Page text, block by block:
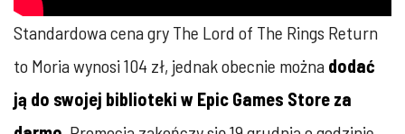
Standardowa cena gry The Lord of The Rings Return
to Moria wynosi 104 zł, jednak obecnie można dodać
ją do swojej biblioteki w Epic Games Store za